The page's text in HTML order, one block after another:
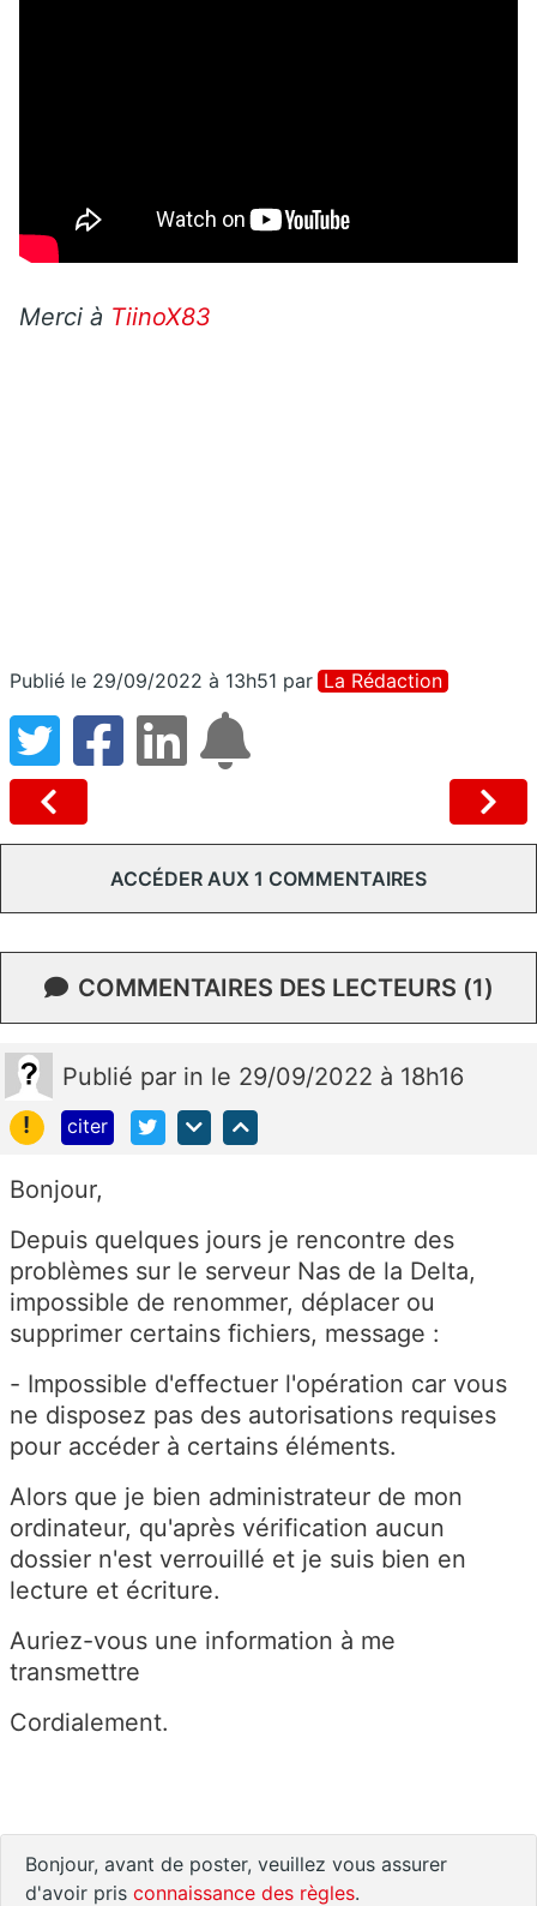
Merci à TiinoX83
Publié le 29/09/2022 à 13h51 par La Rédaction
ACCÉDER AUX 1 COMMENTAIRES
COMMENTAIRES DES LECTEURS (1)
Publié par in le 29/09/2022 à 18h16
!
citer
Bonjour,
Depuis quelques jours je rencontre des
problèmes sur le serveur Nas de la Delta,
impossible de renommer, déplacer ou
supprimer certains fichiers, message :
- Impossible d'effectuer l'opération car vous
ne disposez pas des autorisations requises
pour accéder à certains éléments.
Alors que je bien administrateur de mon
ordinateur, qu'après vérification aucun
dossier n'est verrouillé et je suis bien en
lecture et écriture.
Auriez-vous une information à me
transmettre
Cordialement.
Bonjour, avant de poster, veuillez vous assurer
d'avoir pris connaissance des règles.